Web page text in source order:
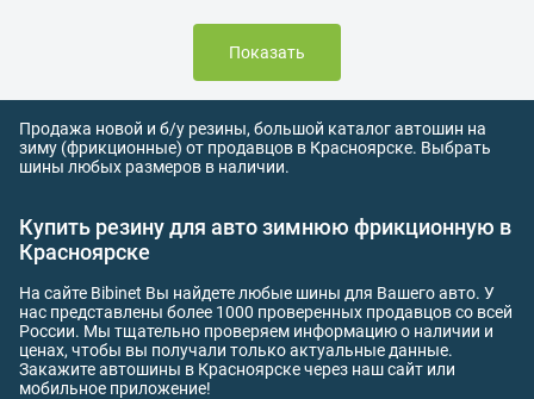
Показать
Продажа новой и б/у резины, большой каталог автошин на
зиму (фрикционные) от продавцов в Красноярске. Выбрать
шины любых размеров в наличии.
Купить резину для авто зимнюю фрикционную в
Красноярске
На сайте Bibinet Вы найдете любые шины для Вашего авто. У
нас представлены более 1000 проверенных продавцов со всей
России. Мы тщательно проверяем информацию о наличии и
ценах, чтобы вы получали только актуальные данные.
Закажите автошины в Красноярске через наш сайт или
мобильное приложение!